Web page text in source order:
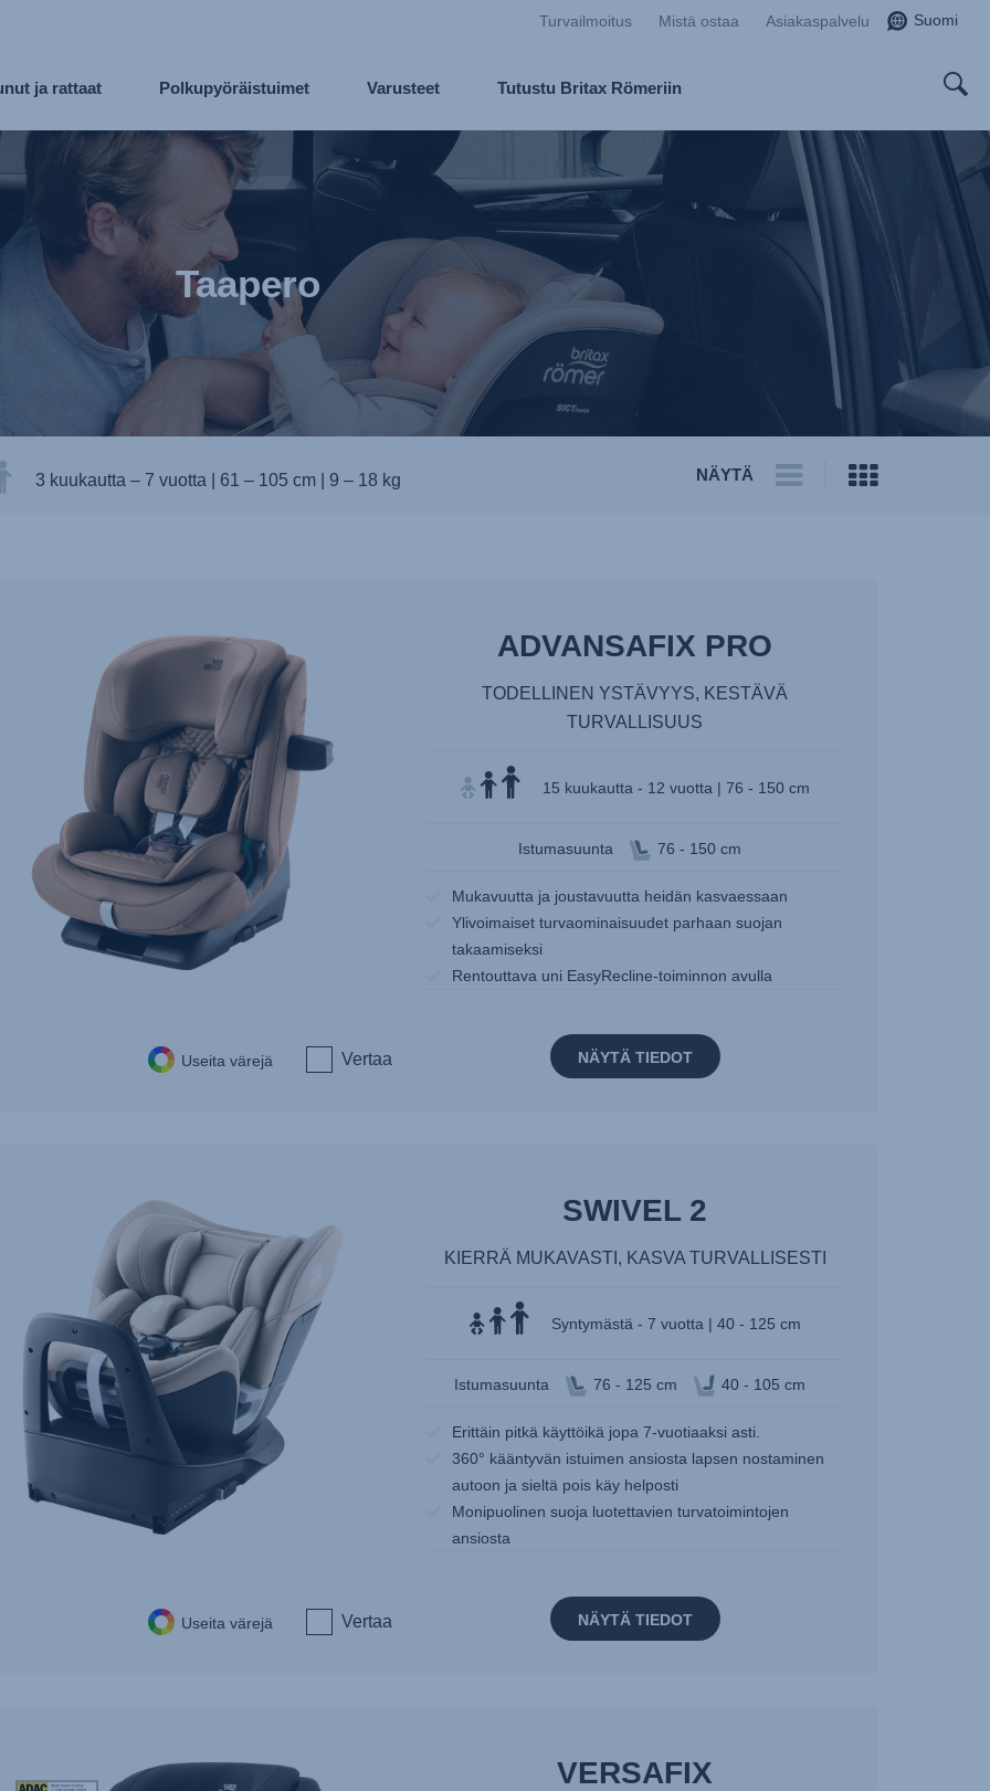
Turvailmoitus Mistä ostaa Asiakaspalvelu Suomi
ja rattaat Polkupyöräistuimet Varusteet Tutustu Britax Römeriin
Taapero
3 kuukautta – 7 vuotta 61 – 105 cm| 9 – 18 kg NÄYTÄ
ADVANSAFIX PRO
TODELLINEN YSTÄVYYS, KESTÄVÄ
TURVALLISUUS
15 kuukautta - 12 vuotta | 76 - 150 cm
Istumasuunta 76 - 150 cm
Mukavuutta ja joustavuutta heidän kasvaessaan
Ylivoimaiset turvaominaisuudet parhaan suojan
takaamiseksi
Rentouttava uni EasyRecline-toiminnon avulla
Useita värejä Vertaa NÄYTÄ TIEDOT
SWIVEL 2
KIERRÄ MUKAVASTI, KASVA TURVALLISESTI
Syntymästä - 7 vuotta | 40 - 125 cm
Istumasuunta 76 - 125 cm 40 - 105 cm
Erittäin pitkä käyttöikä jopa 7-vuotiaaksi asti.
360° kääntyvän istuimen ansiosta lapsen nostaminen
autoon ja sieltä pois käy helposti
Monipuolinen suoja luotettavien turvatoimintojen
ansiosta
Useita värejä Vertaa NÄYTÄ TIEDOT
VERSAFIX